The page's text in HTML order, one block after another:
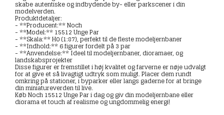
skabe autentiske og indbydende by- eller parkscener i din
modelverden.
Produktdetaljer:
- **Producent:** Noch
- **Model:** 15512 Unge Par
- **Skala:** H0 (1:87), perfekt til de fleste modeljernbaner
- **Indhold:** 6 figurer fordelt på 3 par
- **Anvendelse:** Ideel til modeljernbaner, dioramaer, og
landskabsprojekter
Disse figurer er fremstillet i høj kvalitet og farverne er nøje udvalgt
for at give et så livagtigt udtryk som muligt. Placer dem rundt
omkring på stationer, i byparker eller langs gaderne for at bringe
din miniatureverden til live.
Køb Noch 15512 Unge Par i dag og giv din modeljernbane eller
diorama et touch af realisme og ungdommelig energi!